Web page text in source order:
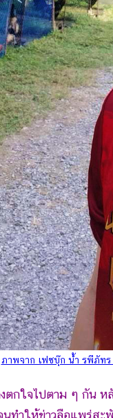
ภาพจาก เฟซบุ๊ก น้ำ รพีภัทร
ไปตาม ๆ กัน หลัง
นทำให้ข่าวลือแพร่สะ